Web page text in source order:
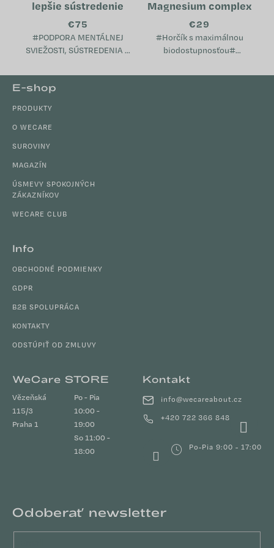
lepšie sústredenie
€75
#PODPORA MENTÁLNEJ
SVIEŽOSTI, SÚSTREDENIA A
kognitívne funkcie, pamäť a
sústredenie Prispieva k
Magnesium complex
€29
#Horčík s maximálnou
biodostupnosťou#
sústavu a elektrolytickú
E-shop
PRODUKTY
O WECARE
SUROVINY
MAGAZÍN
ÚSMEVY SPOKOJNÝCH
ZÁKAZNÍKOV
WECARE CLUB
Info
OBCHODNÉ PODMIENKY
GDPR
B2B SPOLUPRÁCA
KONTAKTY
ODSTÚPIŤ OD ZMLUVY
WeCare STORE
Vězeňská
115/3
Praha 1
Po - Pia
10:00 -
19:00
So 11:00 -
18:00
Kontakt
info@wecareabout.cz
+420 722 366 848
Po-Pia 9:00 - 17:00
Odoberať newsletter